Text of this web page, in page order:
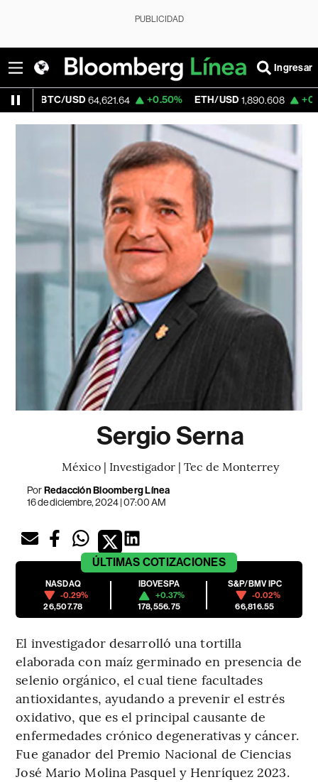
PUBLICIDAD
Ingresar
BTC/USD 64,621.64 +0.50% ETH/USD 1,890.608 +0.81%
Sergio Serna
México | Investigador | Tec de Monterrey
PorRedacción Bloomberg Línea
16 de diciembre, 2024 | 07:00 AM
ÚLTIMAS COTIZACIONES
NASDAQ
-0.29%
26,507.78
IBOVESPA
+0.37%
178,556.75
S&P/BMV IPC
-0.02%
66,816.55
El investigador desarrolló una tortilla
elaborada con maíz germinado en presencia de
selenio orgánico, el cual tiene facultades
antioxidantes, ayudando a prevenir el estrés
oxidativo, que es el principal causante de
enfermedades crónico degenerativas y cáncer.
Fue ganador del Premio Nacional de Ciencias
José Mario Molina Pasquel y Henríquez 2023.